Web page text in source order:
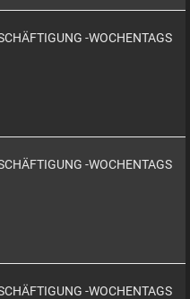
-WOCHENTAGS
-WOCHENTAGS
-WOCHENTAGS